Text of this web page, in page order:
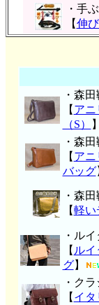
・手
【伸
・森
【 アニ
（S）
】
・森
【 アニ
バッグ
・森
【軽い
・ル
【 ル
グ】
・ク
【 イタ